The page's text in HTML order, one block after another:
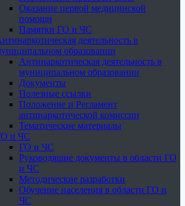
Оказание первой медицинской
помощи
Памятки ГО и ЧС
деятельность в
образовании
Антинаркотическая деятельность в
муниципальном образовании
Документы
Полезные ссылки
Положение и Регламент
антинаркотической комиссии
Тематические материалы
и ЧС
ГО и ЧС
Руководящие документы в области ГО
и ЧС
Методические разработки
Обучение населения в области ГО и
ЧС